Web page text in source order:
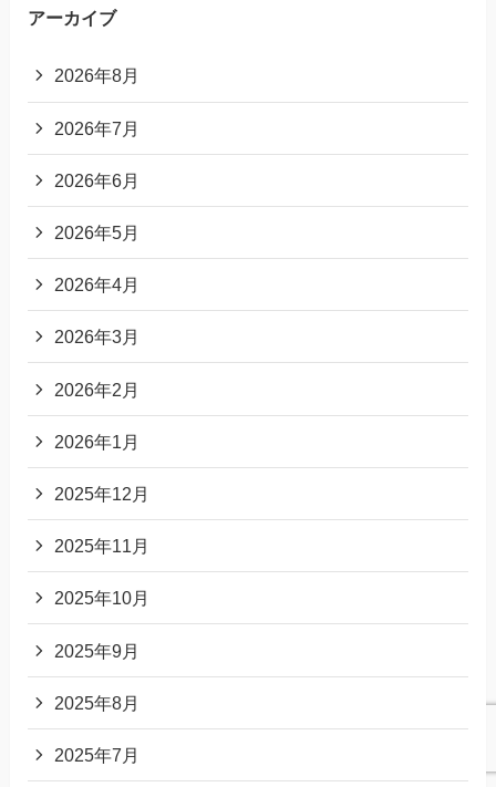
アーカイブ
2026年8月
2026年7月
2026年6月
2026年5月
2026年4月
2026年3月
2026年2月
2026年1月
2025年12月
2025年11月
2025年10月
2025年9月
2025年8月
2025年7月